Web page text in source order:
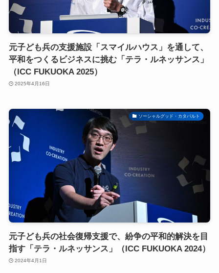
元子ども兵の支援施設「スマイルハウス」を通して、
平和をつくるビジネスに挑む「テラ・ルネッサンス」
（ICC FUKUOKA 2025）
2025年4月16日
ソーシャルグッド・カタパルト
元子ども兵の社会復帰支援で、紛争の平和的解決を目
指す「テラ・ルネッサンス」（ICC FUKUOKA 2024）
2024年4月1日